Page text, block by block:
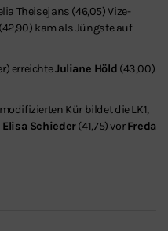
Theisejans (46,05) Vize-
kam als Jüngste auf
erreichteJuliane Höld (43,00)
Kür bildet die LK1,
Elisa Schieder(41,75) vorFreda